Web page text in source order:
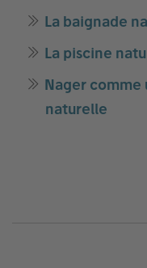
La baignade
La piscine
Nager comme
naturelle